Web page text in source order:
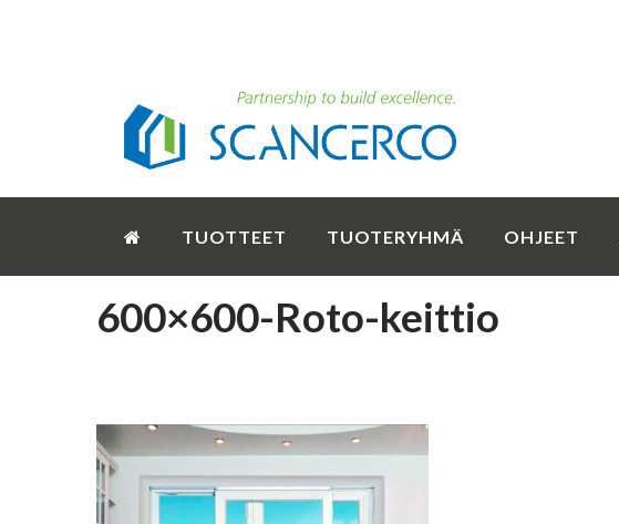
TUOTTEET TUOTERYHMÄ OHJEET
600×600-Roto-keittio